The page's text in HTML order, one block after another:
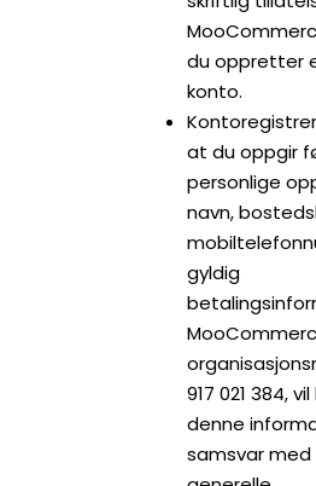
du oppretter
konto.
at du oppgir
personlige
navn,
gyldig
917 021 384,
denne
samsvar med